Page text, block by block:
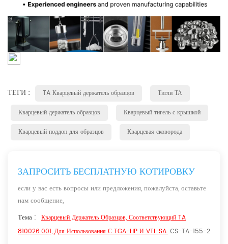
ТЕГИ : TA Кварцевый держатель образцов
Тигли ТА
Кварцевый держатель образцов
Кварцевый тигель с крышкой
Кварцевый поддон для образцов
Кварцевая сковорода
ЗАПРОСИТЬ БЕСПЛАТНУЮ КОТИРОВКУ
если у вас есть вопросы или предложения, пожалуйста, оставьте
нам сообщение,
Тема : Кварцевый Держатель Образцов, Соответствующий TA
810026.001, Для Использования С TGA-HP И VTI-SA. CS-TA-155-2